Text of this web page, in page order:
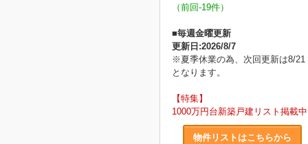
（前回-19件）
■毎週金曜更新
更新日:2026/8/7
※夏季休業の為、次回更新は8/21
となります。
【特集】
1000万円台新築戸建リスト掲載中
物件リストはこちらから